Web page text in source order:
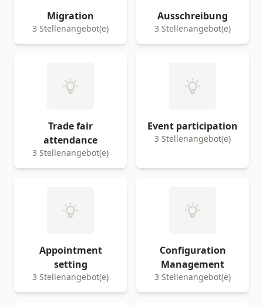
Migration
3 Stellenangebot(e)
Ausschreibung
3 Stellenangebot(e)
Trade fair
attendance
3 Stellenangebot(e)
Event participation
3 Stellenangebot(e)
Appointment
setting
3 Stellenangebot(e)
Configuration
Management
3 Stellenangebot(e)